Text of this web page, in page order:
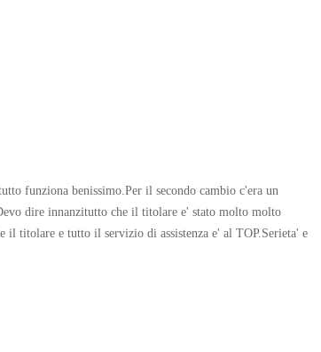
funziona benissimo.Per il secondo cambio c'era un
dire innanzitutto che il titolare e' stato molto molto
il titolare e tutto il servizio di assistenza e' al TOP.Serieta' e